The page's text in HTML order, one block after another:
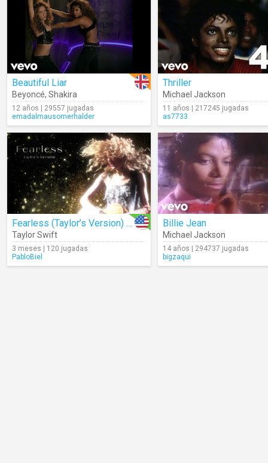
Beautiful Liar
Beyoncé, Shakira
12 años | 29557 jugadas
emadalmausomerhalder
Thriller
Michael Jackson
11 años | 217245 jugadas
as7733
Fearless (Taylor’s Version) (Lyrics)
Taylor Swift
3 meses | 120 jugadas
PabloBiel
Billie Jean
Michael Jackson
14 años | 294737 jugadas
bigzaqui